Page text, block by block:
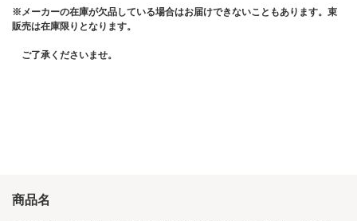
※メーカーの在庫が欠品している場合はお届けできないこともあります。束
販売は在庫限りとなります。
ご了承くださいませ。
商品名